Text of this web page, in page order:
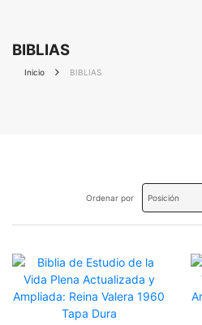
BIBLIAS
Inicio BIBLIAS
Ordenar por